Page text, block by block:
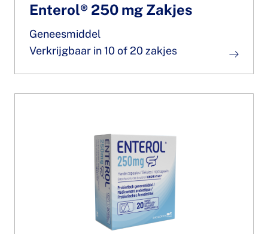
Enterol® 250 mg Zakjes
Geneesmiddel
Verkrijgbaar in 10 of 20 zakjes